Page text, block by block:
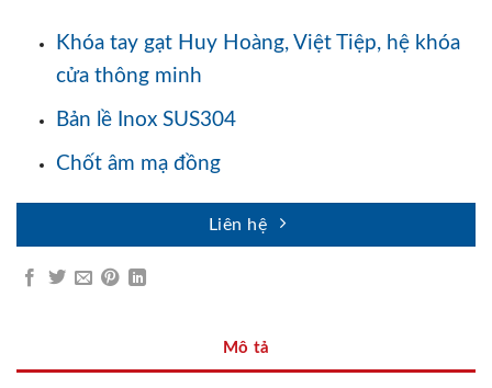
Khóa tay gạt Huy Hoàng, Việt Tiệp, hệ khóa
cửa thông minh
Bản lề Inox SUS304
Chốt âm mạ đồng
Liên hệ
Mô tả